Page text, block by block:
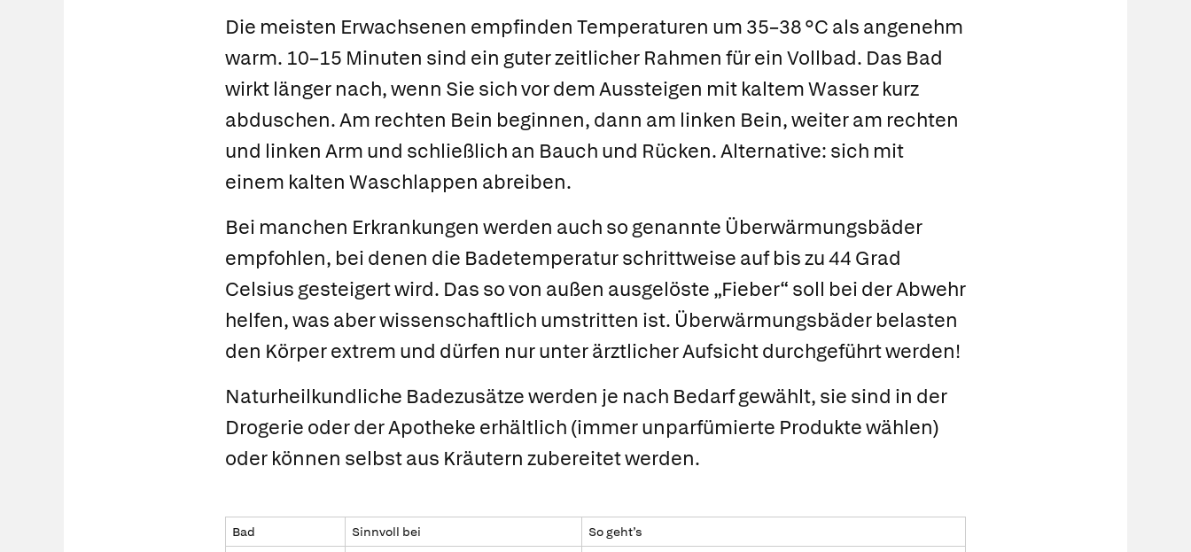
Die meisten Erwachsenen empfinden Temperaturen um 35–38 °C als angenehm
warm. 10–15 Minuten sind ein guter zeitlicher Rahmen für ein Vollbad. Das Bad
wirkt länger nach, wenn Sie sich vor dem Aussteigen mit kaltem Wasser kurz
abduschen. Am rechten Bein beginnen, dann am linken Bein, weiter am rechten
und linken Arm und schließlich an Bauch und Rücken. Alternative: sich mit
einem kalten Waschlappen abreiben.
Bei manchen Erkrankungen werden auch so genannte Überwärmungsbäder
empfohlen, bei denen die Badetemperatur schrittweise auf bis zu 44 Grad
Celsius gesteigert wird. Das so von außen ausgelöste „Fieber“ soll bei der Abwehr
helfen, was aber wissenschaftlich umstritten ist. Überwärmungsbäder belasten
den Körper extrem und dürfen nur unter ärztlicher Aufsicht durchgeführt werden!
Naturheilkundliche Badezusätze werden je nach Bedarf gewählt, sie sind in der
Drogerie oder der Apotheke erhältlich (immer unparfümierte Produkte wählen)
oder können selbst aus Kräutern zubereitet werden.
Bad Sinnvoll bei
So geht’s